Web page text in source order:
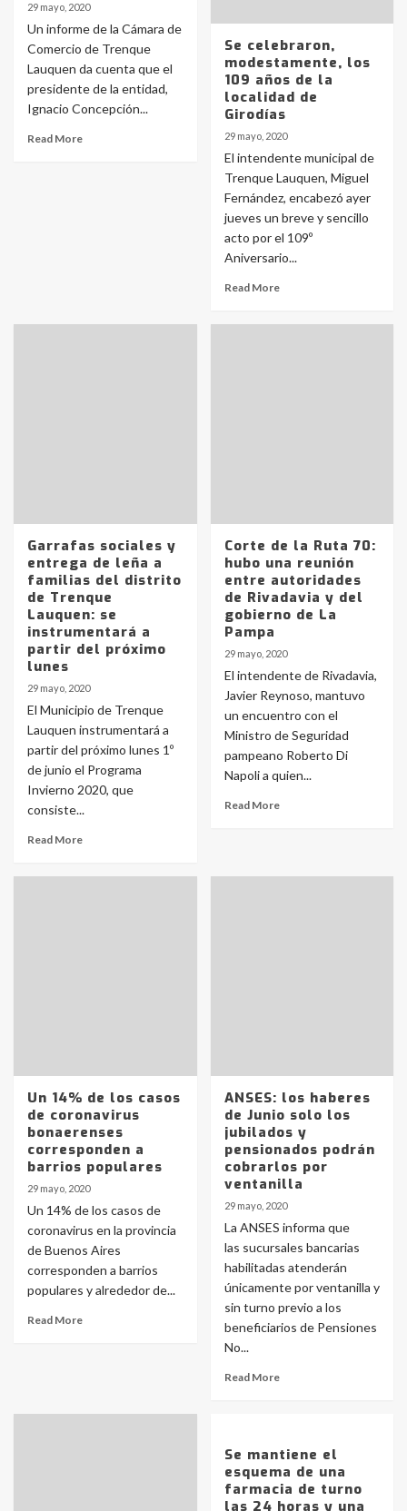
29 mayo, 2020
Un informe de la Cámara de
Comercio de Trenque
Lauquen da cuenta que el
presidente de la entidad,
Ignacio Concepción...
Read More
Se celebraron,
modestamente, los
109 años de la
localidad de
Girodías
29 mayo, 2020
El intendente municipal de
Trenque Lauquen, Miguel
Fernández, encabezó ayer
jueves un breve y sencillo
acto por el 109º
Aniversario...
Read More
Garrafas sociales y
entrega de leña a
familias del distrito
de Trenque
Lauquen: se
instrumentará a
partir del próximo
lunes
29 mayo, 2020
El Municipio de Trenque
Lauquen instrumentará a
partir del próximo lunes 1º
de junio el Programa
Invierno 2020, que
consiste...
Read More
Corte de la Ruta 70:
hubo una reunión
entre autoridades
de Rivadavia y del
gobierno de La
Pampa
29 mayo, 2020
El intendente de Rivadavia,
Javier Reynoso, mantuvo
un encuentro con el
Ministro de Seguridad
pampeano Roberto Di
Napoli a quien...
Read More
Un 14% de los casos
de coronavirus
bonaerenses
corresponden a
barrios populares
29 mayo, 2020
Un 14% de los casos de
coronavirus en la provincia
de Buenos Aires
corresponden a barrios
populares y alrededor de...
Read More
ANSES: los haberes
de Junio solo los
jubilados y
pensionados podrán
cobrarlos por
ventanilla
29 mayo, 2020
La ANSES informa que
las sucursales bancarias
habilitadas atenderán
únicamente por ventanilla y
sin turno previo a los
beneficiarios de Pensiones
No...
Read More
Se mantiene el
esquema de una
farmacia de turno
las 24 horas y una